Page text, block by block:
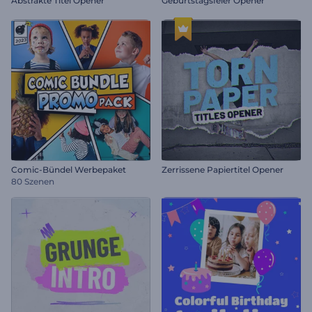
Comic-Bündel Werbepaket
80 Szenen
Zerrissene Papiertitel Opener